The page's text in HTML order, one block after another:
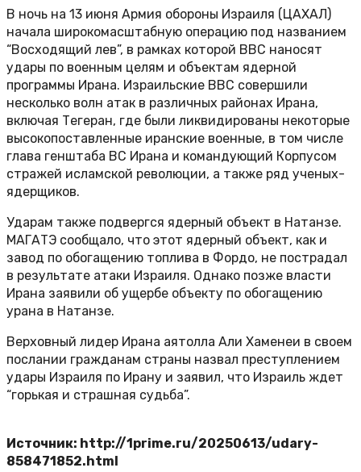
В ночь на 13 июня Армия обороны Израиля (ЦАХАЛ)
начала широкомасштабную операцию под названием
“Восходящий лев”, в рамках которой ВВС наносят
удары по военным целям и объектам ядерной
программы Ирана. Израильские ВВС совершили
несколько волн атак в различных районах Ирана,
включая Тегеран, где были ликвидированы некоторые
высокопоставленные иранские военные, в том числе
глава генштаба ВС Ирана и командующий Корпусом
стражей исламской революции, а также ряд ученых-
ядерщиков.
Ударам также подвергся ядерный объект в Натанзе.
МАГАТЭ сообщало, что этот ядерный объект, как и
завод по обогащению топлива в Фордо, не пострадал
в результате атаки Израиля. Однако позже власти
Ирана заявили об ущербе объекту по обогащению
урана в Натанзе.
Верховный лидер Ирана аятолла Али Хаменеи в своем
послании гражданам страны назвал преступлением
удары Израиля по Ирану и заявил, что Израиль ждет
“горькая и страшная судьба”.
Источник: http://1prime.ru/20250613/udary-
858471852.html